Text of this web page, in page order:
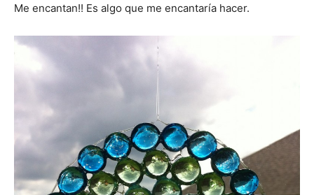
Me encantan!! Es algo que me encantaría hacer.